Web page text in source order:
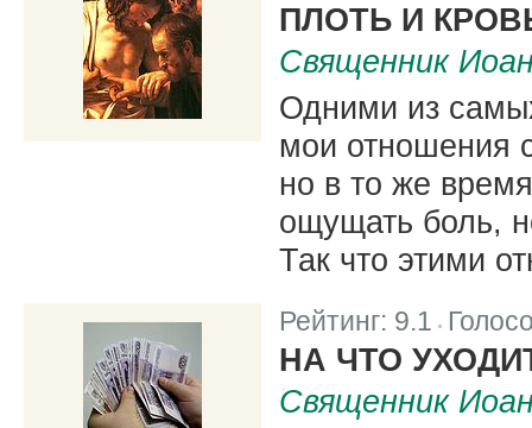
ПЛОТЬ И
Священник
Одними из
мои отношения
но в то же
ощущать боль,
Так что этими
Рейтинг: 9.1
НА ЧТО
Священник